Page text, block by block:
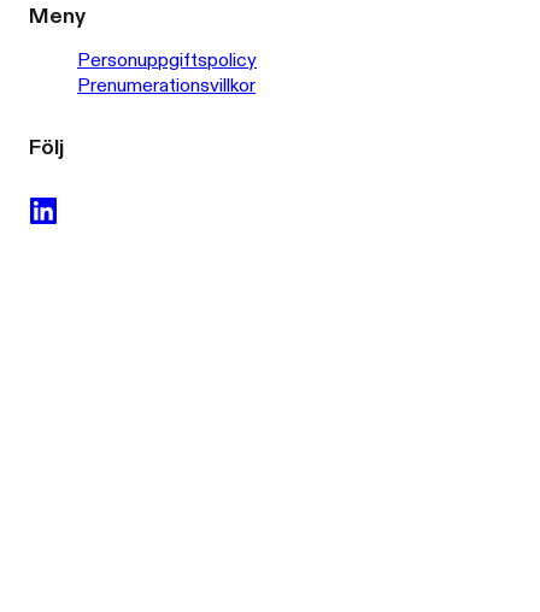
Meny
Personuppgiftspolicy
Prenumerationsvillkor
Följ